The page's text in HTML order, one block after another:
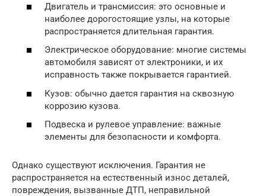
Двигатель и трансмиссия: это основные и
наиболее дорогостоящие узлы, на которые
распространяется длительная гарантия.
Электрическое оборудование: многие системы
автомобиля зависят от электроники, и их
исправность также покрывается гарантией.
Кузов: обычно дается гарантия на сквозную
коррозию кузова.
Подвеска и рулевое управление: важные
элементы для безопасности и комфорта.
Однако существуют исключения. Гарантия не
распространяется на естественный износ деталей,
повреждения, вызванные ДТП, неправильной